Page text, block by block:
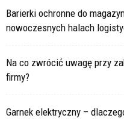
Barierki ochronne do
nowoczesnych halach
Na co zwrócić uwagę przy
firmy?
Garnek elektryczny –